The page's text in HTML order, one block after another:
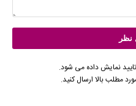
نمایش داده می شود.
مطلب بالا ارسال کنید.